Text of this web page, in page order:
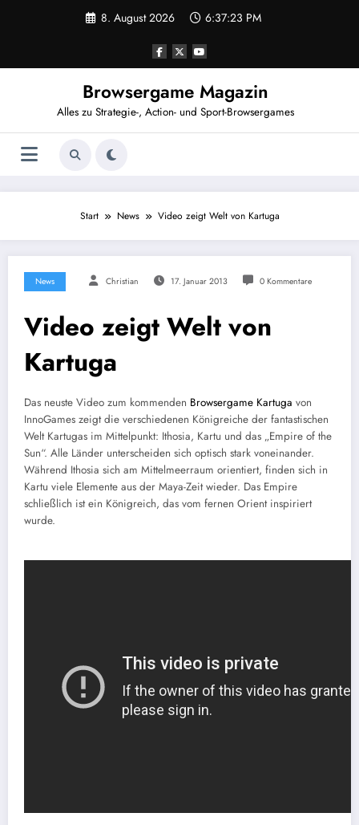
8. August 2026 6:37:23 PM
Browsergame Magazin
Alles zu Strategie-, Action- und Sport-Browsergames
Start News Video zeigt Welt von Kartuga
News Christian 17. Januar 2013 0 Kommentare
Video zeigt Welt von
Kartuga
Das neuste Video zum kommenden Browsergame Kartuga von
InnoGames zeigt die verschiedenen Königreiche der fantastischen
Welt Kartugas im Mittelpunkt: Ithosia, Kartu und das „Empire of the
Sun“. Alle Länder unterscheiden sich optisch stark voneinander.
Während Ithosia sich am Mittelmeerraum orientiert, finden sich in
Kartu viele Elemente aus der Maya-Zeit wieder. Das Empire
schließlich ist ein Königreich, das vom fernen Orient inspiriert
wurde.